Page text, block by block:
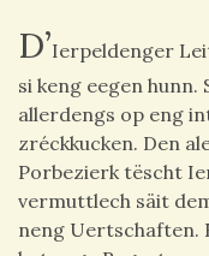
D’Ierpeldenger
si keng eegen hunn.
allerdengs op eng
zréckkucken. Den
Porbezierk tëscht
vermuttlech säit
neng Uertschaften.